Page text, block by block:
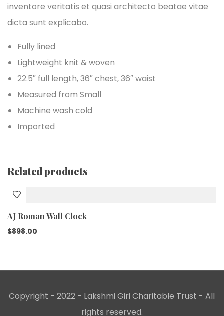
inventore veritatis et quasi architecto beatae vitae
dicta sunt explicabo.
Fully lined
Lightweight knit & woven
22.5″ full length, 36″ chest, 36″ waist
Measured from Small
Machine wash cold
Imported
Related products
AJ Roman Wall Clock
$898.00
Copyright - 2022 - Lakshmi Giri Charitable Trust - All
rights reserved.